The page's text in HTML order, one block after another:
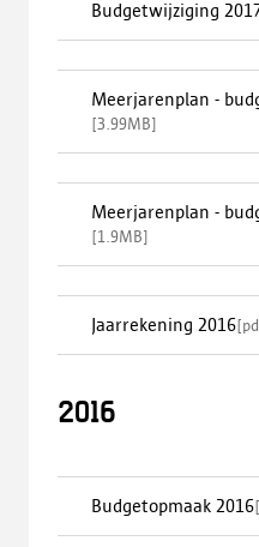
Budgetwijziging
Meerjarenplan -
[3.99MB]
Meerjarenplan -
[1.9MB]
Jaarrekening 2016[
2016
Budgetopmaak 2016[